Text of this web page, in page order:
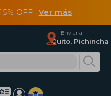
OFF! Ver más
Enviar a
Quito, Pichincha